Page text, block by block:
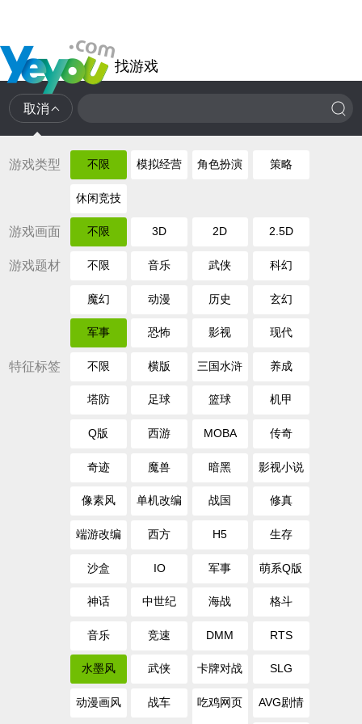
找游戏
取消
游戏类型 不限 模拟经营 角色扮演 策略
休闲竞技
游戏画面 不限 3D 2D 2.5D
游戏题材 不限 音乐 武侠 科幻
魔幻 动漫 历史 玄幻
军事 恐怖 影视 现代
特征标签 不限 横版 三国水浒 养成
塔防 足球 篮球 机甲
Q版 西游 MOBA 传奇
奇迹 魔兽 暗黑 影视小说
像素风 单机改编 战国 修真
端游改编 西方 H5 生存
沙盒 IO 军事 萌系Q版
神话 中世纪 海战 格斗
音乐 竞速 DMM RTS
水墨风 武侠 卡牌对战 SLG
动漫画风 战车 吃鸡网页 AVG剧情